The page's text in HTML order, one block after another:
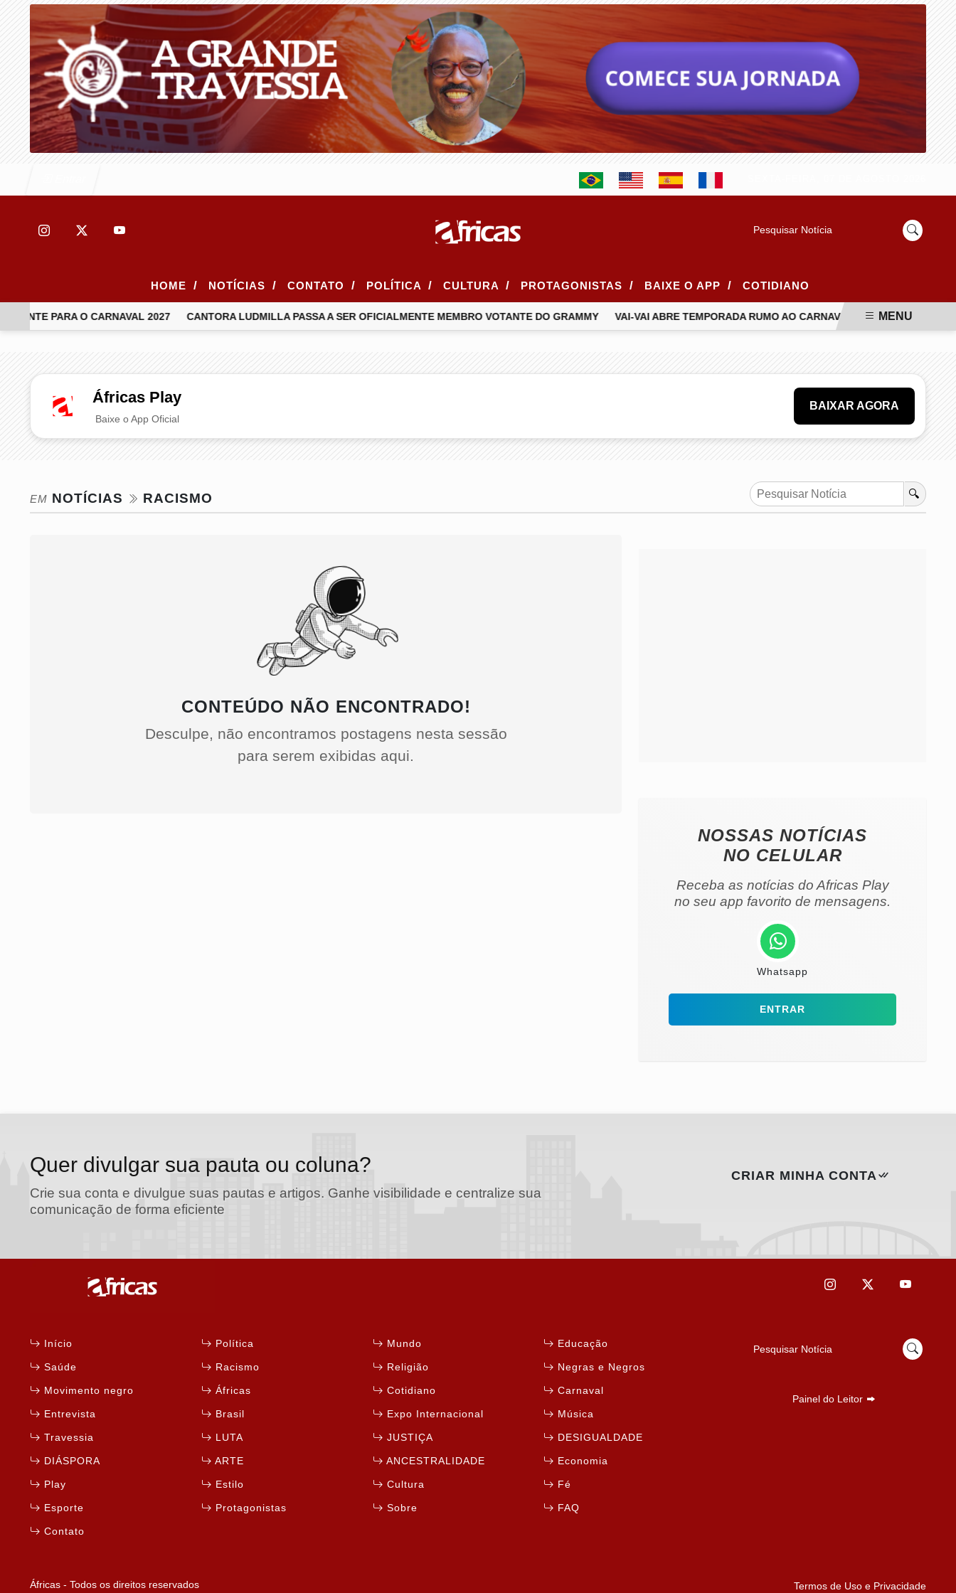
Pesquisar Notícia
HOME / NOTÍCIAS / CONTATO / POLÍTICA / CULTURA / PROTAGONISTAS / BAIXE O APP / COTIDIANO
PONTE PARA O CARNAVAL 2027 CANTORA LUDMILLA PASSA A SER OFICIALMENTE MEMBRO VOTANTE DO GRAMMY VAI-VAI ABRE TEMPORADA RUMO AO CARNAVAL 2027 COM GRANDE
MENU
Áfricas Play
Baixe o App Oficial
BAIXAR AGORA
EM NOTÍCIAS RACISMO 🔍
CONTEÚDO NÃO ENCONTRADO!
Desculpe, não encontramos postagens nesta sessão
para serem exibidas aqui.
NOSSAS NOTÍCIAS
NO CELULAR
Receba as notícias do Africas Play
no seu app favorito de mensagens.
Whatsapp
ENTRAR
Quer divulgar sua pauta ou coluna?
Crie sua conta e divulgue suas pautas e artigos. Ganhe visibilidade e centralize sua
comunicação de forma eficiente
CRIAR MINHA CONTA
Início Política Mundo Educação
Saúde Racismo Religião Negras e Negros
Movimento negro Áfricas Cotidiano Carnaval
Entrevista Brasil Expo Internacional Música
Travessia LUTA JUSTIÇA DESIGUALDADE
DIÁSPORA ARTE ANCESTRALIDADE Economia
Play Estilo Cultura Fé
Esporte Protagonistas Sobre FAQ
Contato
Pesquisar Notícia
Painel do Leitor
Áfricas - Todos os direitos reservados Termos de Uso e Privacidade